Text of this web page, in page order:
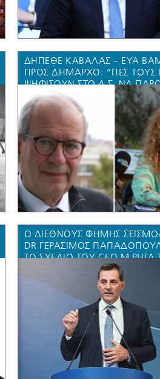
ΔΗΠΕΘΕ ΚΑΒΑΛΑΣ – ΕΥΑ
ΠΡΟΣ ΔΗΜΑΡΧΟ: “ΠΕΣ ΤΟΥΣ
ΨΗΦΊΣΟΥΝ ΣΤΟ Δ.Σ. ΝΑ
6,2 ΧΙΛ ΕΥΡΏ ΝΑ ΑΝΕΒΆΣΩ
“ΜΕΣΟΤΟΙΧΙΕΣ” ΚΑΙ ΝΑ ΜΟΥ
ΕΓΚΡΊΝΟΥΝ ΚΑΙ ΤΗΝ
ΒΟΗΘΌ!”
Ο ΔΙΕΘΝΟΎΣ ΦΉΜΗΣ
DR ΓΕΡΆΣΙΜΟΣ
ΤΟ ΣΧΈΔΙΟ ΤΟΥ CEO M.ΡΉΓΑ
ENERGEAN OIL&GAS ΝΑ
ΑΠΟΘΗΚΕΎΣΕΙ CO2 ΣΤΟΝ
(VIDEO)